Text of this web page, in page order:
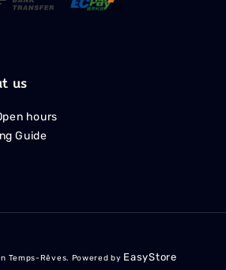
us
hours
Guide
Temps-Rêves. Powered by EasyStore